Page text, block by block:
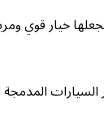
خيار قوي ومريح
المدمجة